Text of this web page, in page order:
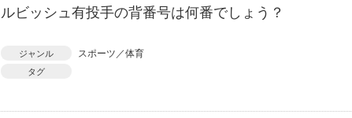
ルビッシュ有投手の背番号は何番でしょう？
ジャンル スポーツ／体育
タグ